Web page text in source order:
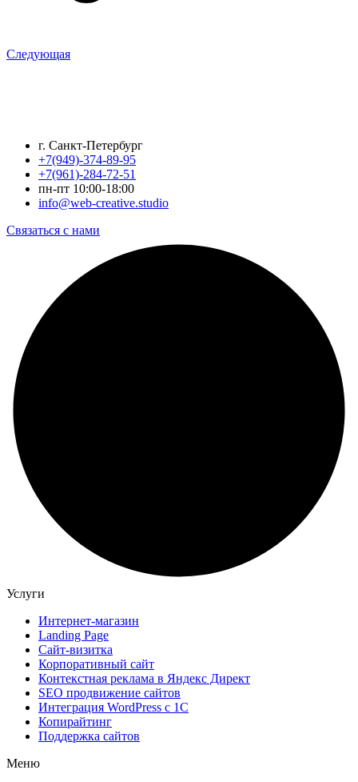
Следующая
г. Санкт-Петербург
+7(949)-374-89-95
+7(961)-284-72-51
пн-пт 10:00-18:00
info@web-creative.studio
Связаться с нами
Услуги
Интернет-магазин
Landing Page
Сайт-визитка
Корпоративный сайт
Контекстная реклама в Яндекс Директ
SEO продвижение сайтов
Интеграция WordPress c 1C
Копирайтинг
Поддержка сайтов
Меню